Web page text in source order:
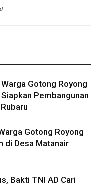
Gotong Royong
Pembangunan
Gotong Royong
di Desa Matanair
Bakti TNI AD Cari